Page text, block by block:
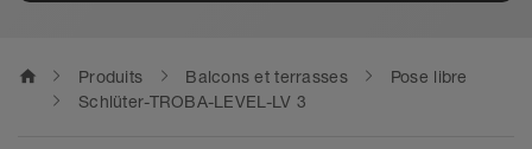
home Produits Balcons et terrasses
Pose libre
Schlüter-TROBA-LEVEL-LV 3